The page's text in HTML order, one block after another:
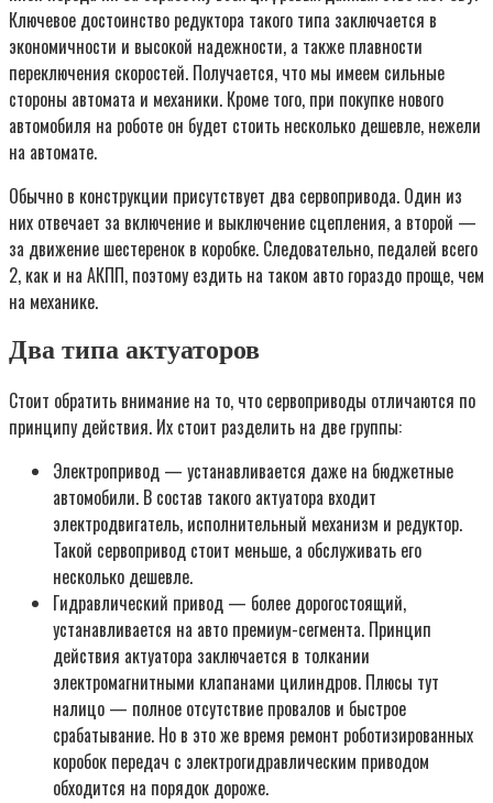
Ключевое достоинство редуктора такого типа заключается в
экономичности и высокой надежности, а также плавности
переключения скоростей. Получается, что мы имеем сильные
стороны автомата и механики. Кроме того, при покупке нового
автомобиля на роботе он будет стоить несколько дешевле, нежели
на автомате.
Обычно в конструкции присутствует два сервопривода. Один из
них отвечает за включение и выключение сцепления, а второй —
за движение шестеренок в коробке. Следовательно, педалей всего
2, как и на АКПП, поэтому ездить на таком авто гораздо проще, чем
на механике.
Два типа актуаторов
Стоит обратить внимание на то, что сервоприводы отличаются по
принципу действия. Их стоит разделить на две группы:
Электропривод — устанавливается даже на бюджетные
автомобили. В состав такого актуатора входит
электродвигатель, исполнительный механизм и редуктор.
Такой сервопривод стоит меньше, а обслуживать его
несколько дешевле.
Гидравлический привод — более дорогостоящий,
устанавливается на авто премиум-сегмента. Принцип
действия актуатора заключается в толкании
электромагнитными клапанами цилиндров. Плюсы тут
налицо — полное отсутствие провалов и быстрое
срабатывание. Но в это же время ремонт роботизированных
коробок передач с электрогидравлическим приводом
обходится на порядок дороже.